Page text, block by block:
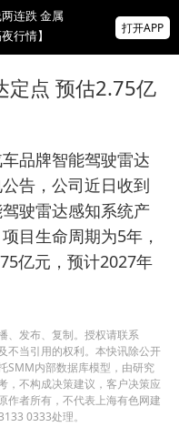
连跌 金属
行情】
打开APP
定点 预估2.75亿
品牌智能驾驶雷达
告，公司近日收到
驶雷达感知系统产
目生命周期为5年，
亿元，预计2027年
、发布、复制。授权请联系
不当引用的权利。本快讯除公开
SMM内部数据库模型，由研究
，不构成决策建议，客户决策应
作者所有，不代表上海有色网建
0333处理。